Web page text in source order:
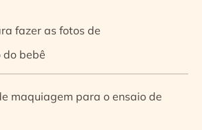
fazer as fotos de
bebê
maquiagem para o ensaio de